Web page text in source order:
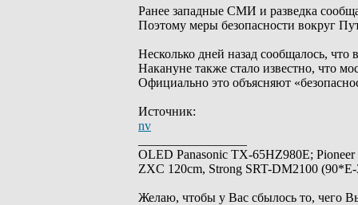
Ранее западные СМИ и разведка
Поэтому меры безопасности вокруг
Несколько дней назад сообщалось,
Накануне также стало известно, что
Официально это объясняют
Источник:
nv
OLED Panasonic TX-65HZ980E;
ZXC 120cm, Strong SRT-DM2100
Желаю, чтобы у Вас сбылось то, чего